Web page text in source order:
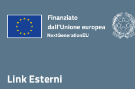
Link Esterni